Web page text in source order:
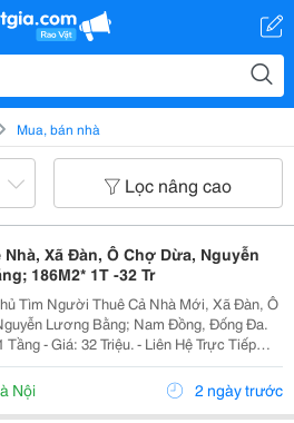
Mua, bán nhà
Lọc nâng cao
Xã Đàn, Ô Chợ Dừa, Nguyễn
186M2* 1T -32 Tr
Tìm Người Thuê Cả Nhà Mới, Xã Đàn, Ô
Lương Bằng; Nam Đồng, Đống Đa.
Tầng - Giá: 32 Triệu. - Liên Hệ Trực Tiếp
- Vỉa Hè Lớn, Mặt Tiền Rộng,
Trí Ngay Gần Ngã Ba, Khu Đông Dân...
Nội 2 ngày trước